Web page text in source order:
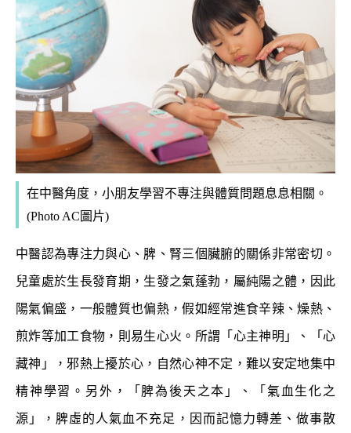
在中醫角度，小朋友學習不專注與體質問題息息相關。
(Photo AC圖片)
中醫認為專注力與心、脾、腎三個臟腑的關係非常密切。
兒童處於生長發育期，生發之氣蓬勃，屬純陽之體，因此
陽氣偏盛，一般體質也偏熱，假如經常進食辛辣、燥熱、
煎炸等加工食物，則易生心火。所謂「心主神明」、「心
藏神」，邪熱上擾於心，自然心神不定，難以安定地集中
精神學習。另外，「脾為後天之本」、「氣血生化之
源」，脾虛的人氣血不充足，因而記憶力轉差、做事散